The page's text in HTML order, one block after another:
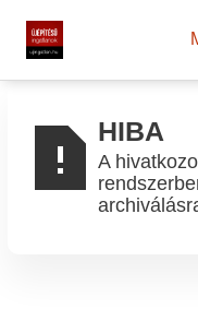
HIBA
A